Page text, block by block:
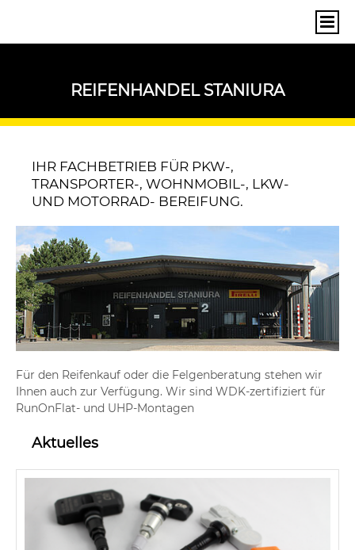
REIFENHANDEL STANIURA
IHR FACHBETRIEB FÜR PKW-,
TRANSPORTER-, WOHNMOBIL-, LKW-
UND MOTORRAD- BEREIFUNG.
Für den Reifenkauf oder die Felgenberatung stehen wir
Ihnen auch zur Verfügung. Wir sind WDK-zertifiziert für
RunOnFlat- und UHP-Montagen
Aktuelles